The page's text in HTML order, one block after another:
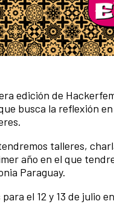
edición de
busca la reflexión
talleres,
año en el que
Paraguay.
el 12 y 13 de julio